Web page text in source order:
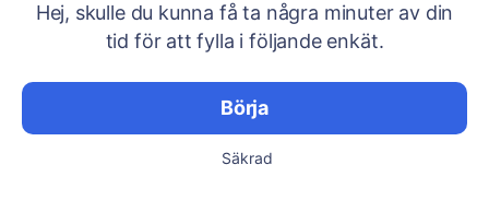
Hej, skulle du kunna få ta några minuter av din
tid för att fylla i följande enkät.
Börja
Säkrad